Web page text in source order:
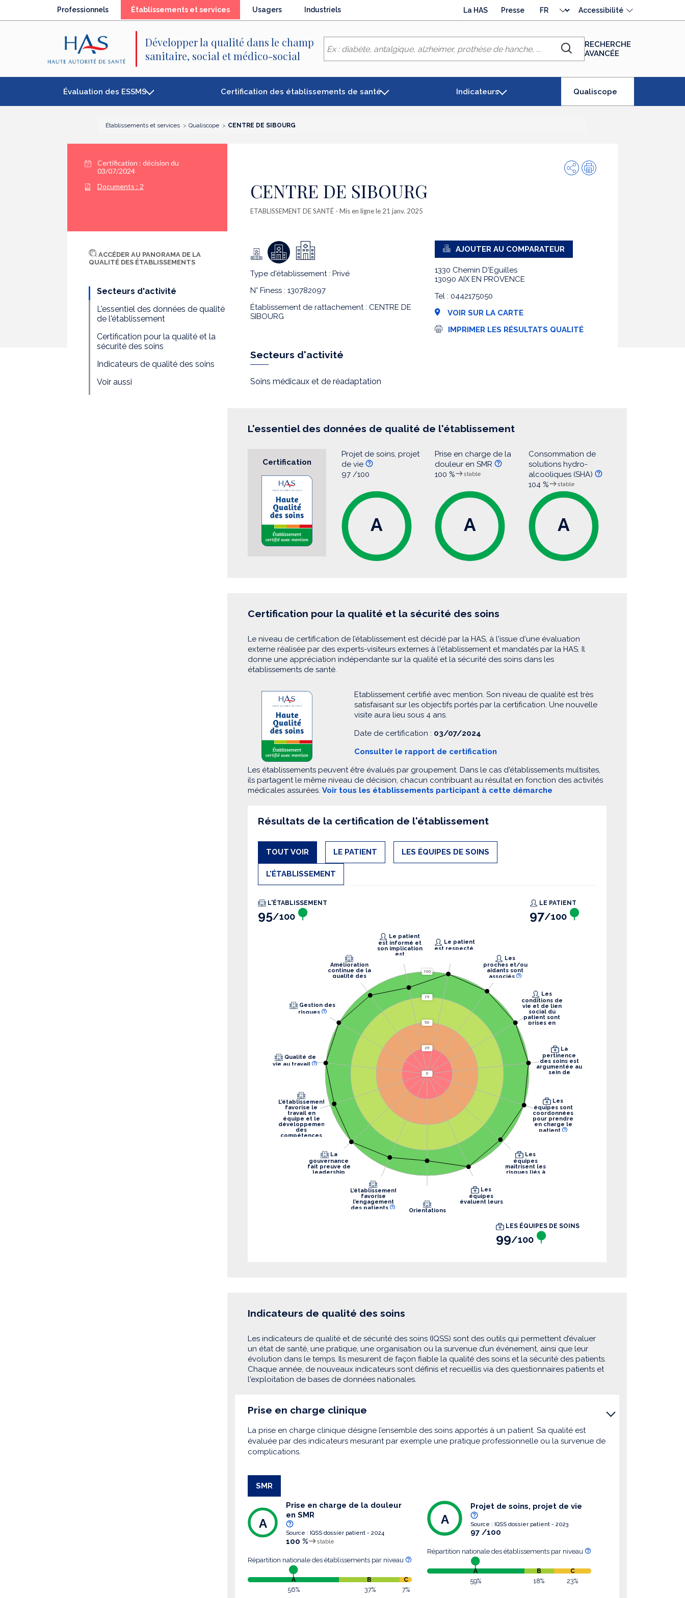
Professionnels Établissements et services(élémentUsagers Industriels La HAS Presse
langue
Accessibilité
Développer la qualité dans le champ
sanitaire, social et médico-social
Chercher
RECHERCHE
AVANCÉE
Évaluation des ESSMS Certification des établissements de santé Indicateurs Qualiscope(élément
Établissements et services Qualiscope CENTRE DE SIBOURG
Certification : décision du
03/07/2024
Documents : 2
ACCÉDER AU PANORAMA DE LA
QUALITÉ DES ÉTABLISSEMENTS
Secteurs d'activité
L'essentiel des données de qualité
de l'établissement
Certification pour la qualité et la
sécurité des soins
Indicateurs de qualité des soins
Voir aussi
PartagerImpression
CENTRE DE SIBOURG
ETABLISSEMENT DE SANTÉ - Mis en ligne le 21 janv. 2025
Type d'établissement : Privé
N° Finess : 130782097
Établissement de rattachement : CENTRE DE
SIBOURG
AJOUTER AU COMPARATEUR
1330 Chemin D'Eguilles
13090 AIX EN PROVENCE
Tel : 0442175050
VOIR SUR LA CARTE
I
IMPRIMER LES RÉSULTATS QUALITÉ
Secteurs d'activité
Soins médicaux et de réadaptation
L'essentiel des données de qualité de l'établissement
Certification
Projet de soins, projet
de vie
97 /100
A
Prise en charge de la
douleur en SMR
100 %
stable
A
Consommation de
solutions hydro-
alcooliques (SHA)
104 %
stable
A
Certification pour la qualité et la sécurité des soins
Le niveau de certification de l’établissement est décidé par la HAS, à l'issue d'une évaluation
externe réalisée par des experts-visiteurs externes à l'établissement et mandatés par la HAS. Il
donne une appréciation indépendante sur la qualité et la sécurité des soins dans les
établissements de santé.
Etablissement certifié avec mention. Son niveau de qualité est très
satisfaisant sur les objectifs portés par la certification. Une nouvelle
visite aura lieu sous 4 ans.
Date de certification : 03/07/2024
Consulter le rapport de certification
Les établissements peuvent être évalués par groupement. Dans le cas d'établissements multisites,
ils partagent le même niveau de décision, chacun contribuant au résultat en fonction des activités
médicales assurées. Voir tous les établissements participant à cette démarche
Résultats de la certification de l'établissement
TOUT VOIR LE PATIENT LES ÉQUIPES DE SOINS
L'ÉTABLISSEMENT
LE PATIENT
97/100
LES ÉQUIPES DE SOINS
99/100
L'ÉTABLISSEMENT
95/100
est informé et
son implication
est
est respecté.
proches et/ou
aidants sont
associés
conditions de
vie et de lien
social du
patient sont
prises en
La
pertinence
des soins est
argumentée au
sein de
équipes sont
coordonnées
pour prendre
en charge le
patient
équipes
maîtrisent les
risques liés à
équipes
évaluent leurs
Orientations
L’établissement
favorise
l’engagement
des patients
La
gouvernance
fait preuve de
leadership
L’établissement
favorise le
travail en
équipe et le
développement
des
compétences
Qualité de
vie au travail
risques
Amélioration
continue de la
qualité des
100
75
50
25
0
Indicateurs de qualité des soins
Les indicateurs de qualité et de sécurité des soins (IQSS) sont des outils qui permettent d’évaluer
un état de santé, une pratique, une organisation ou la survenue d’un événement, ainsi que leur
évolution dans le temps. Ils mesurent de façon fiable la qualité des soins et la sécurité des patients.
Chaque année, de nouveaux indicateurs sont définis et recueillis via des questionnaires patients et
l'exploitation de bases de données nationales.
Prise en charge clinique
La prise en charge clinique désigne l’ensemble des soins apportés à un patient. Sa qualité est
évaluée par des indicateurs mesurant par exemple une pratique professionnelle ou la survenue de
complications.
SMR
Prise en charge de la douleur
en SMR
Source : IQSS dossier patient - 2024
100 % stable
A
Répartition nationale des établissements par niveau
A B C
56% 37% 7%
Projet de soins, projet de vie
Source : IQSS dossier patient - 2023
97 /100
A
Répartition nationale des établissements par niveau
A B C
59% 18% 23%